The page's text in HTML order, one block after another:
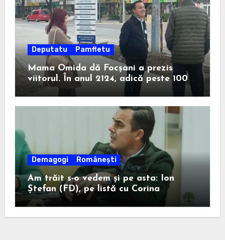
Deputatu Pamfletu
Mama Omida dă Focșani a prezis
viitorul. În anul 2124, adică peste 100
de ani, un anume Ion Ștefan va câștiga
la Consiliul Județean.
Demagogi Românești
Am trăit s-o vedem și pe asta: Ion
Ștefan (FD), pe listă cu Corina
Atanasiu (USR), cea care l-a ajutat pe
Misăilă să rămână primar în 2020.